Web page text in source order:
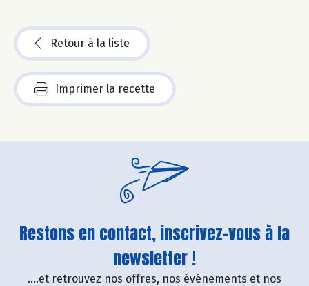
Retour à la liste
Imprimer la recette
Restons en contact, inscrivez-vous à la
newsletter !
....et retrouvez nos offres, nos événements et nos